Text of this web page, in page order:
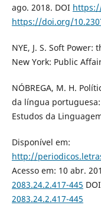
ago. 2018. DOI
https://doi.org/
NYE, J. S. Soft
New York: Public
NÓBREGA, M. H.
da língua
Estudos da
Disponível em:
http://
Acesso em: 10 abr.
2083.24.2.417-445
2083.24.2.417-445